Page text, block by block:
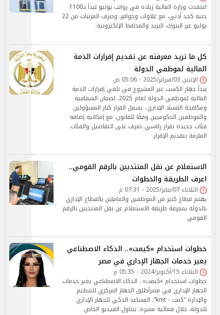
اعتمدت وزارة المالية زيادة في رواتب يوليو تبدأ بـ1100
جنيه كحد أدنى، مع علاوات وحوافز، وصرف المرتبات من 22
يوليو عبر البنوك، البريد والمحافظ الإلكترونية.
كل ما تريد معرفته عن تقديم إقرارات الذمة
المالية لموظفي الدولة
الإثنين 03/فبراير/2025 - 05:06 ص
يبدأ جهاز الكسب غير المشروع في تلقي إقرارات الذمة
المالية لموظفي الدولة لعام 2025، لضمان الشفافية
ومكافحة الفساد الإداري.. يشمل القرار كبار المسؤولين
والموظفين الحكوميين وفقًا للقانون، مع إمكانية إضافة
فئات جديدة بقرار رئاسي..تعرف على التفاصيل والفئات
الملزمة بتقديم الإقرار.
الاستعلام عن نقل المنتدبين بالرقم القومي..
اعرف الطريقة والخطوات
الثلاثاء 07/يناير/2025 - 07:31 م
يهتم قطاع كبير من الموظفين والعاملبن بالقطاع الإداري
بالدولة بمعرفة طريقة الاستعلام عن نقل المنتدبين بالرقم
القومي
خطوات استخدام «كيمت».. الذكاء الاصطناعي
يغير خدمات الجهاز الإداري في مصر
الثلاثاء 15/أكتوبر/2024 - 05:35 م
خطوات استخدام «كيمت».. الذكاء الاصطناعي يغير خدمات
الجهاز الإداري في مصرأطلق الجهاز المركزي للتنظيم
والإدارة “كمت - kmt”، المساعد الذكي للجهاز الإداري
للدولة، خلال فعالية مميزة. يتناول الفيديو الخاص